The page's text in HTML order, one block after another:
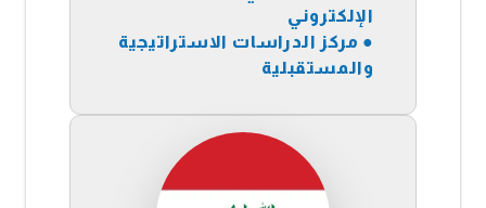
الإلكتروني
● مركز الدراسات الاستراتيجية
والمستقبلية